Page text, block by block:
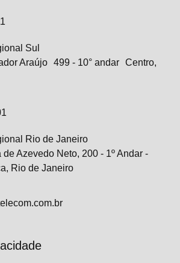
Sul
Araújo 499 - 10° andar Centro,
Rio de Janeiro
Azevedo Neto, 200 - 1º Andar -
Rio de Janeiro